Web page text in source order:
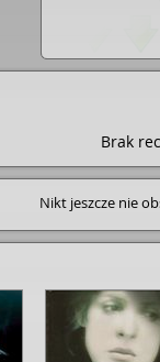
Brak
Nikt jeszcze nie